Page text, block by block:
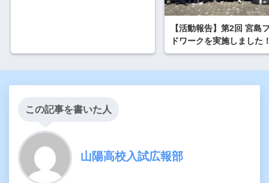
【活動報告】第2回 宮島
ドワークを実施しました
この記事を書いた人
山陽高校入試広報部